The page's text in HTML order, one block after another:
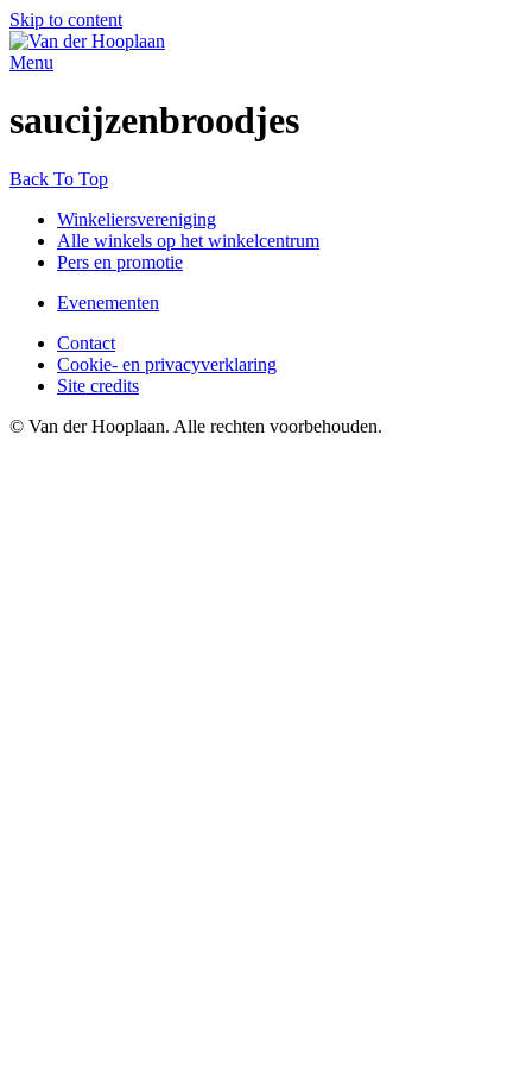
Skip to content
Menu
saucijzenbroodjes
Back To Top
Winkeliersvereniging
Alle winkels op het winkelcentrum
Pers en promotie
Evenementen
Contact
Cookie- en privacyverklaring
Site credits
© Van der Hooplaan. Alle rechten voorbehouden.